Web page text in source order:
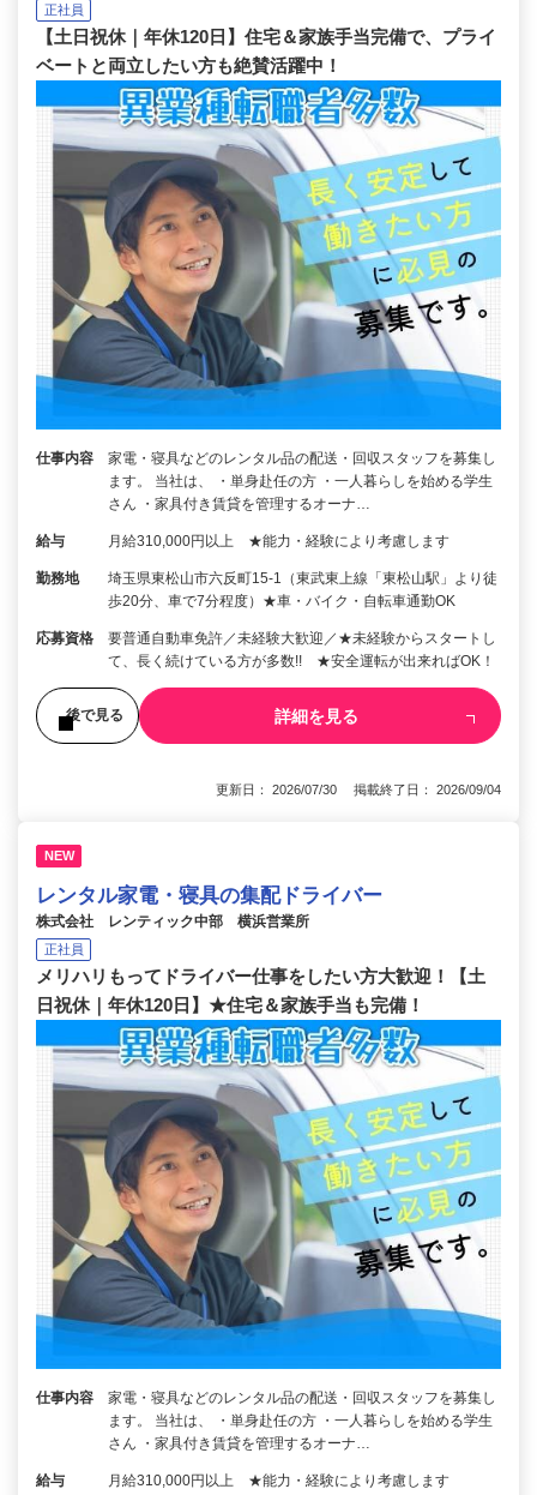
正社員
【土日祝休｜年休120日】住宅＆家族手当完備で、プライ
ベートと両立したい方も絶賛活躍中！
仕事内容
家電・寝具などのレンタル品の配送・回収スタッフを募集し
ます。 当社は、 ・単身赴任の方 ・一人暮らしを始める学生
さん ・家具付き賃貸を管理するオーナ…
給与 月給310,000円以上 ★能力・経験により考慮します
勤務地
埼玉県東松山市六反町15-1（東武東上線「東松山駅」より徒
歩20分、車で7分程度）★車・バイク・自転車通勤OK
応募資格
要普通自動車免許／未経験大歓迎／★未経験からスタートし
て、長く続けている方が多数!! ★安全運転が出来ればOK！
後で見る 詳細を見る
更新日： 2026/07/30 掲載終了日： 2026/09/04
NEW
レンタル家電・寝具の集配ドライバー
株式会社 レンティック中部 横浜営業所
正社員
メリハリもってドライバー仕事をしたい方大歓迎！【土
日祝休｜年休120日】★住宅＆家族手当も完備！
仕事内容
家電・寝具などのレンタル品の配送・回収スタッフを募集し
ます。 当社は、 ・単身赴任の方 ・一人暮らしを始める学生
さん ・家具付き賃貸を管理するオーナ…
給与 月給310,000円以上 ★能力・経験により考慮します